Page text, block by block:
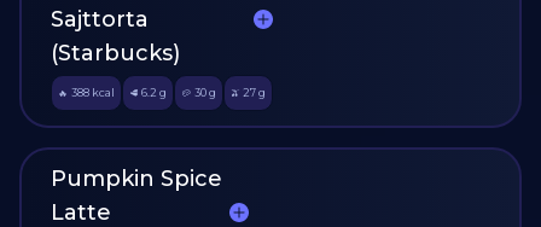
Sajttorta
(Starbucks)
🔥 388 kcal 🥩 6.2 g 🥔 30 g 🫒 27g
Pumpkin Spice
Latte